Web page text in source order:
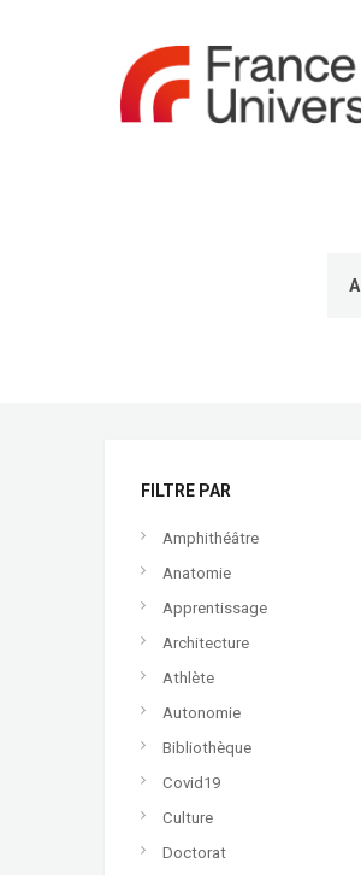
FILTRE PAR
Amphithéâtre
Anatomie
Apprentissage
Architecture
Athlète
Autonomie
Bibliothèque
Covid19
Culture
Doctorat